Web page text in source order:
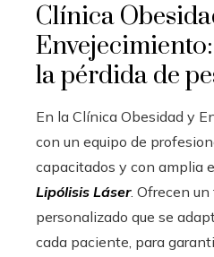
Clínica
la pérdida de
En la Clínica Obesidad y
con un equipo de
capacitados y con amplia
Lipólisis Láser. Ofrecen
personalizado que se
cada paciente, para